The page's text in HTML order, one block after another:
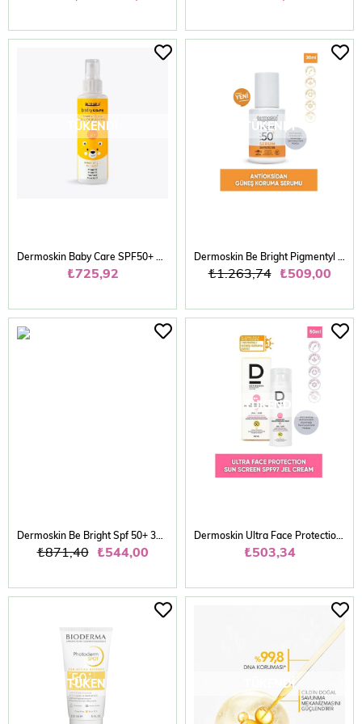
TÜKENDI
Dermoskin Baby Care SPF50+ Çocuk Güneş Koruma Losy
₺725,92
TÜKENDI
Dermoskin Be Bright Pigmentyl Güneş Kremi SPF50+ 75 ml - İkili Kofre
₺509,00
₺1.263,74
Dermoskin Be Bright Spf 50+ 33 ml Light Likit Fondöten
₺544,00
₺871,40
TÜKENDI
Dermoskin Ultra Face Protection Sun Gel Cream Spf 97 50 ml
₺503,34
TÜKENDI TÜKENDI